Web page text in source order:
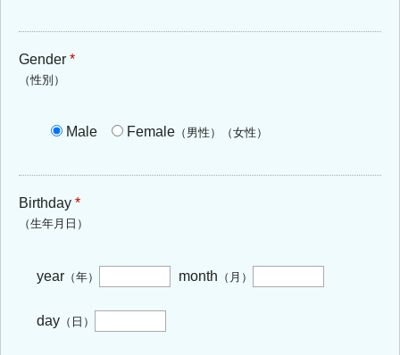
Gender *
（性別）
Male Female （男性） （女性）
Birthday *
（生年月日）
year （年） month （月）
day （日）